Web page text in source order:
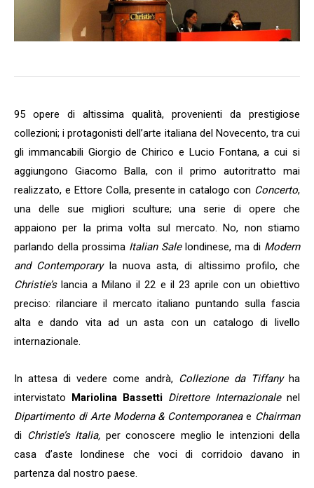
95 opere di altissima qualità, provenienti da prestigiose
collezioni; i protagonisti dell’arte italiana del Novecento, tra cui
gli immancabili Giorgio de Chirico e Lucio Fontana, a cui si
aggiungono Giacomo Balla, con il primo autoritratto mai
realizzato, e Ettore Colla, presente in catalogo con Concerto,
una delle sue migliori sculture; una serie di opere che
appaiono per la prima volta sul mercato. No, non stiamo
parlando della prossima Italian Salelondinese, ma di Modern
and Contemporaryla nuova asta, di altissimo profilo, che
Christie’slancia a Milano il 22 e il 23 aprile con un obiettivo
preciso: rilanciare il mercato italiano puntando sulla fascia
alta e dando vita ad un asta con un catalogo di livello
internazionale.
In attesa di vedere come andrà, Collezione da Tiffanyha
intervistato
Mariolina Bassetti Direttore Internazionale nel
Dipartimento di Arte Moderna & Contemporaneae Chairman
di Christie’s Italia, per conoscere meglio le intenzioni della
casa d’aste londinese che voci di corridoio davano in
partenza dal nostro paese.